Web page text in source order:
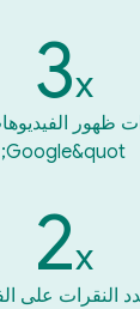
‫3‎x
Google&quot;
2‎x
النقرات على